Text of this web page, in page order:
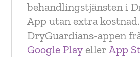
behandlingstjänsten i
App utan extra
DryGuardians-appen
Google Play ellerApp